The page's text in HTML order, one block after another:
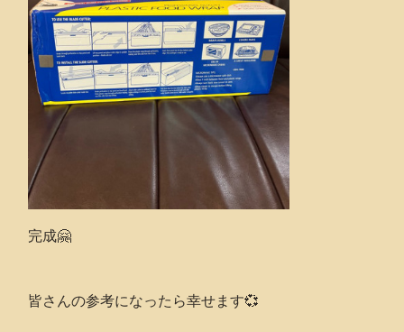
完成🤗
皆さんの参考になったら幸せます💞